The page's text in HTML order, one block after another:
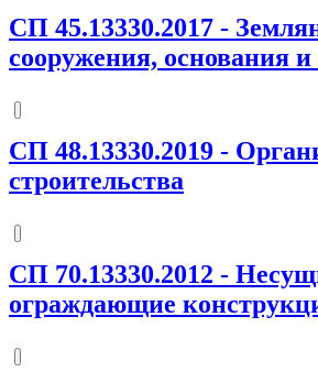
СП 45.13330.2017 -
сооружения, основания
СП 48.13330.2019 -
строительства
СП 70.13330.2012 -
ограждающие